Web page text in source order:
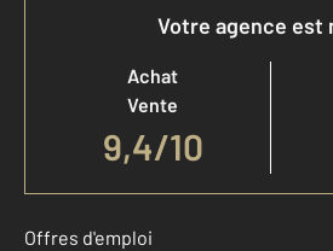
Votre agence est
Achat
Vente
9,4/10
Offres d'emploi